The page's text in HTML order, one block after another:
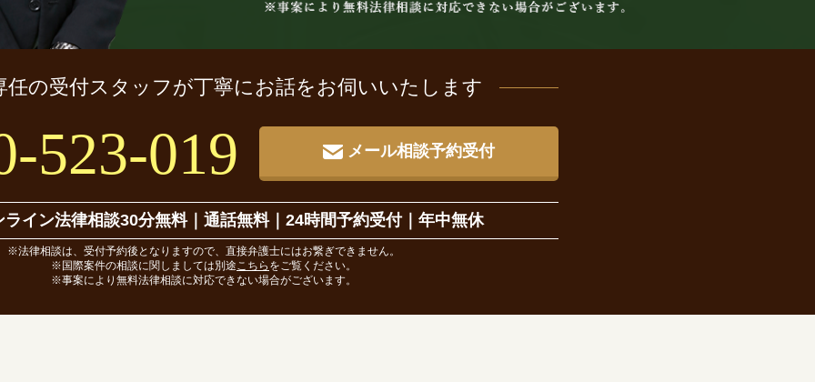
任の受付スタッフが丁寧にお話をお伺いいたします
523-019 メール相談予約受付
ライン法律相談30分無料｜ 通話無料｜24時間予約受付｜ 年中無休
※法律相談は、受付予約後となりますので、直接弁護士にはお繋ぎできません。
※国際案件の相談に関しましては別途こちら をご覧ください。
※事案により無料法律相談に対応できない場合がございます。